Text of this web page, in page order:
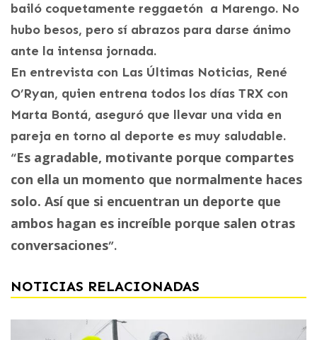
bailó coquetamente reggaetón a Marengo. No
hubo besos, pero sí abrazos para darse ánimo
ante la intensa jornada.
En entrevista con Las Últimas Noticias, René
O’Ryan, quien entrena todos los días TRX con
Marta Bontá, aseguró que llevar una vida en
pareja en torno al deporte es muy saludable.
“Es agradable, motivante porque compartes
con ella un momento que normalmente haces
solo. Así que si encuentran un deporte que
ambos hagan es increíble porque salen otras
conversaciones”.
NOTICIAS RELACIONADAS